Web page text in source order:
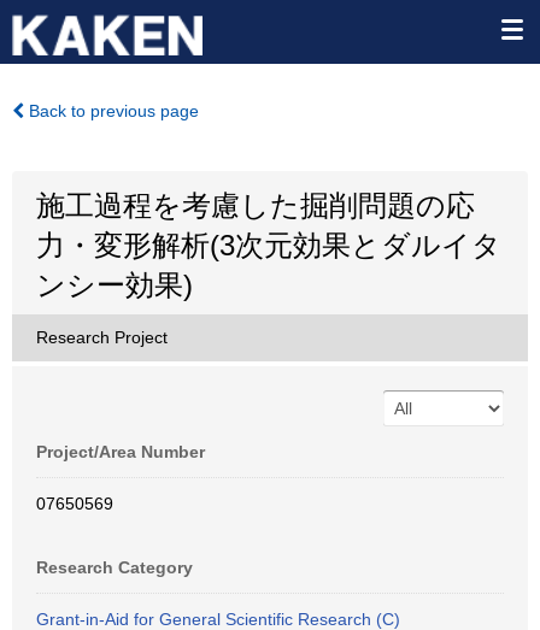
Back to previous page
施工過程を考慮した掘削問題の応
力・変形解析(3次元効果とダルイタ
ンシー効果)
Research Project
Project/Area Number
07650569
Research Category
Grant-in-Aid for General Scientific Research (C)